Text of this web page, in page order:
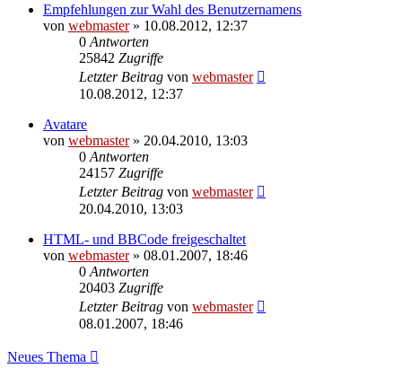
Empfehlungen zur Wahl des Benutzernamens
von webmaster» 10.08.2012, 12:37
0 Antworten
25842 Zugriffe
Letzter Beitrag von webmaster
10.08.2012, 12:37
Avatare
von webmaster» 20.04.2010, 13:03
0 Antworten
24157 Zugriffe
Letzter Beitrag von webmaster
20.04.2010, 13:03
HTML- und BBCode freigeschaltet
von webmaster» 08.01.2007, 18:46
0 Antworten
20403 Zugriffe
Letzter Beitrag von webmaster
08.01.2007, 18:46
Neues Thema